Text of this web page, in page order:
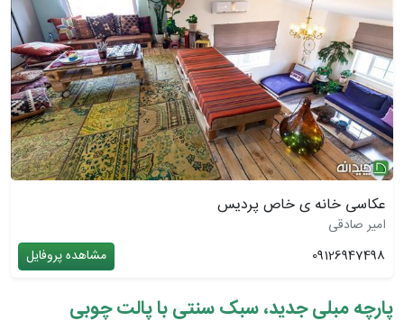
عکاسی خانه ی خاص پردیس
امیر صادقی
09126947498
مشاهده پروفایل
پارچه مبلی جدید، سبک سنتی با پالت چوبی